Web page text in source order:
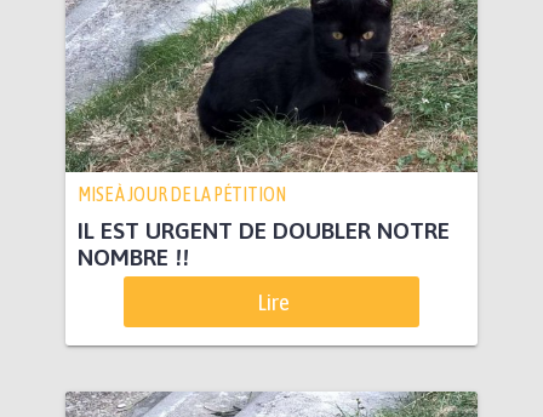
MISE À JOUR DE LA PÉTITION
IL EST URGENT DE DOUBLER NOTRE
NOMBRE !!
Lire